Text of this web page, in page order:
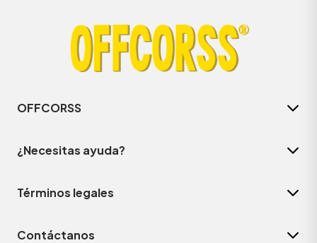
OFFCORSS
¿Necesitas ayuda?
Términos legales
Contáctanos